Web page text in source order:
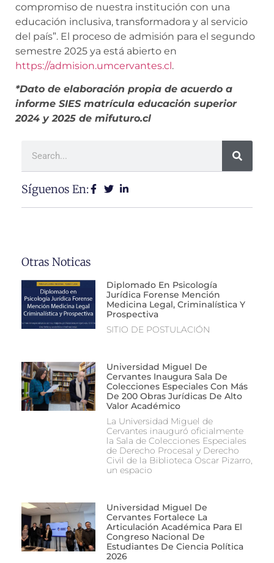
compromiso de nuestra institución con una
educación inclusiva, transformadora y al servicio
del país”. El proceso de admisión para el segundo
semestre 2025 ya está abierto en
https://admision.umcervantes.cl.
*Dato de elaboración propia de acuerdo a
informe SIES matrícula educación superior
2024 y 2025 de mifuturo.cl
Síguenos En:
Otras Noticas
Diplomado En Psicología
Jurídica Forense Mención
Medicina Legal, Criminalística Y
Prospectiva
SITIO DE POSTULACIÓN
Universidad Miguel De
Cervantes Inaugura Sala De
Colecciones Especiales Con Más
De 200 Obras Jurídicas De Alto
Valor Académico
La Universidad Miguel de
Cervantes inauguró oficialmente
la Sala de Colecciones Especiales
de Derecho Procesal y Derecho
Civil de la Biblioteca Oscar Pizarro,
un espacio
Universidad Miguel De
Cervantes Fortalece La
Articulación Académica Para El
Congreso Nacional De
Estudiantes De Ciencia Política
2026